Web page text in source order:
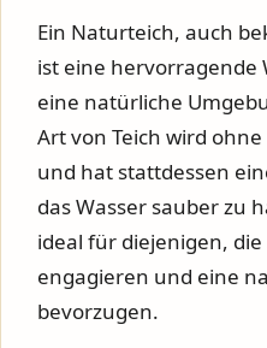
Ein Naturteich, auch
ist eine hervorragende
eine natürliche
Art von Teich wird
und hat stattdessen
das Wasser sauber zu
ideal für diejenigen,
engagieren und eine
bevorzugen.